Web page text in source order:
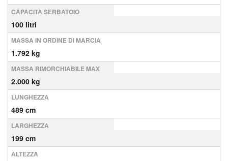
CAPACITÀ SERBATOIO
100 litri
MASSA IN ORDINE DI MARCIA
1.792 kg
MASSA RIMORCHIABILE MAX
2.000 kg
LUNGHEZZA
489 cm
LARGHEZZA
199 cm
ALTEZZA